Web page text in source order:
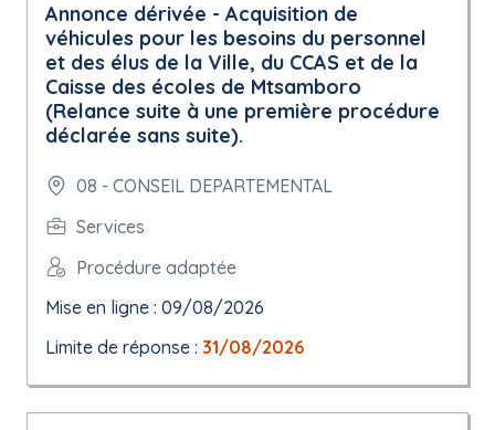
Annonce dérivée - Acquisition de
véhicules pour les besoins du personnel
et des élus de la Ville, du CCAS et de la
Caisse des écoles de Mtsamboro
(Relance suite à une première procédure
déclarée sans suite).
08 - CONSEIL DEPARTEMENTAL
Services
Procédure adaptée
Mise en ligne : 09/08/2026
Limite de réponse : 31/08/2026